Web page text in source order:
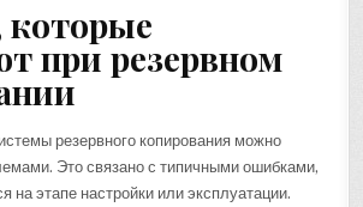
при резервном
резервного копирования можно
Это связано с типичными ошибками,
на этапе настройки или эксплуатации.